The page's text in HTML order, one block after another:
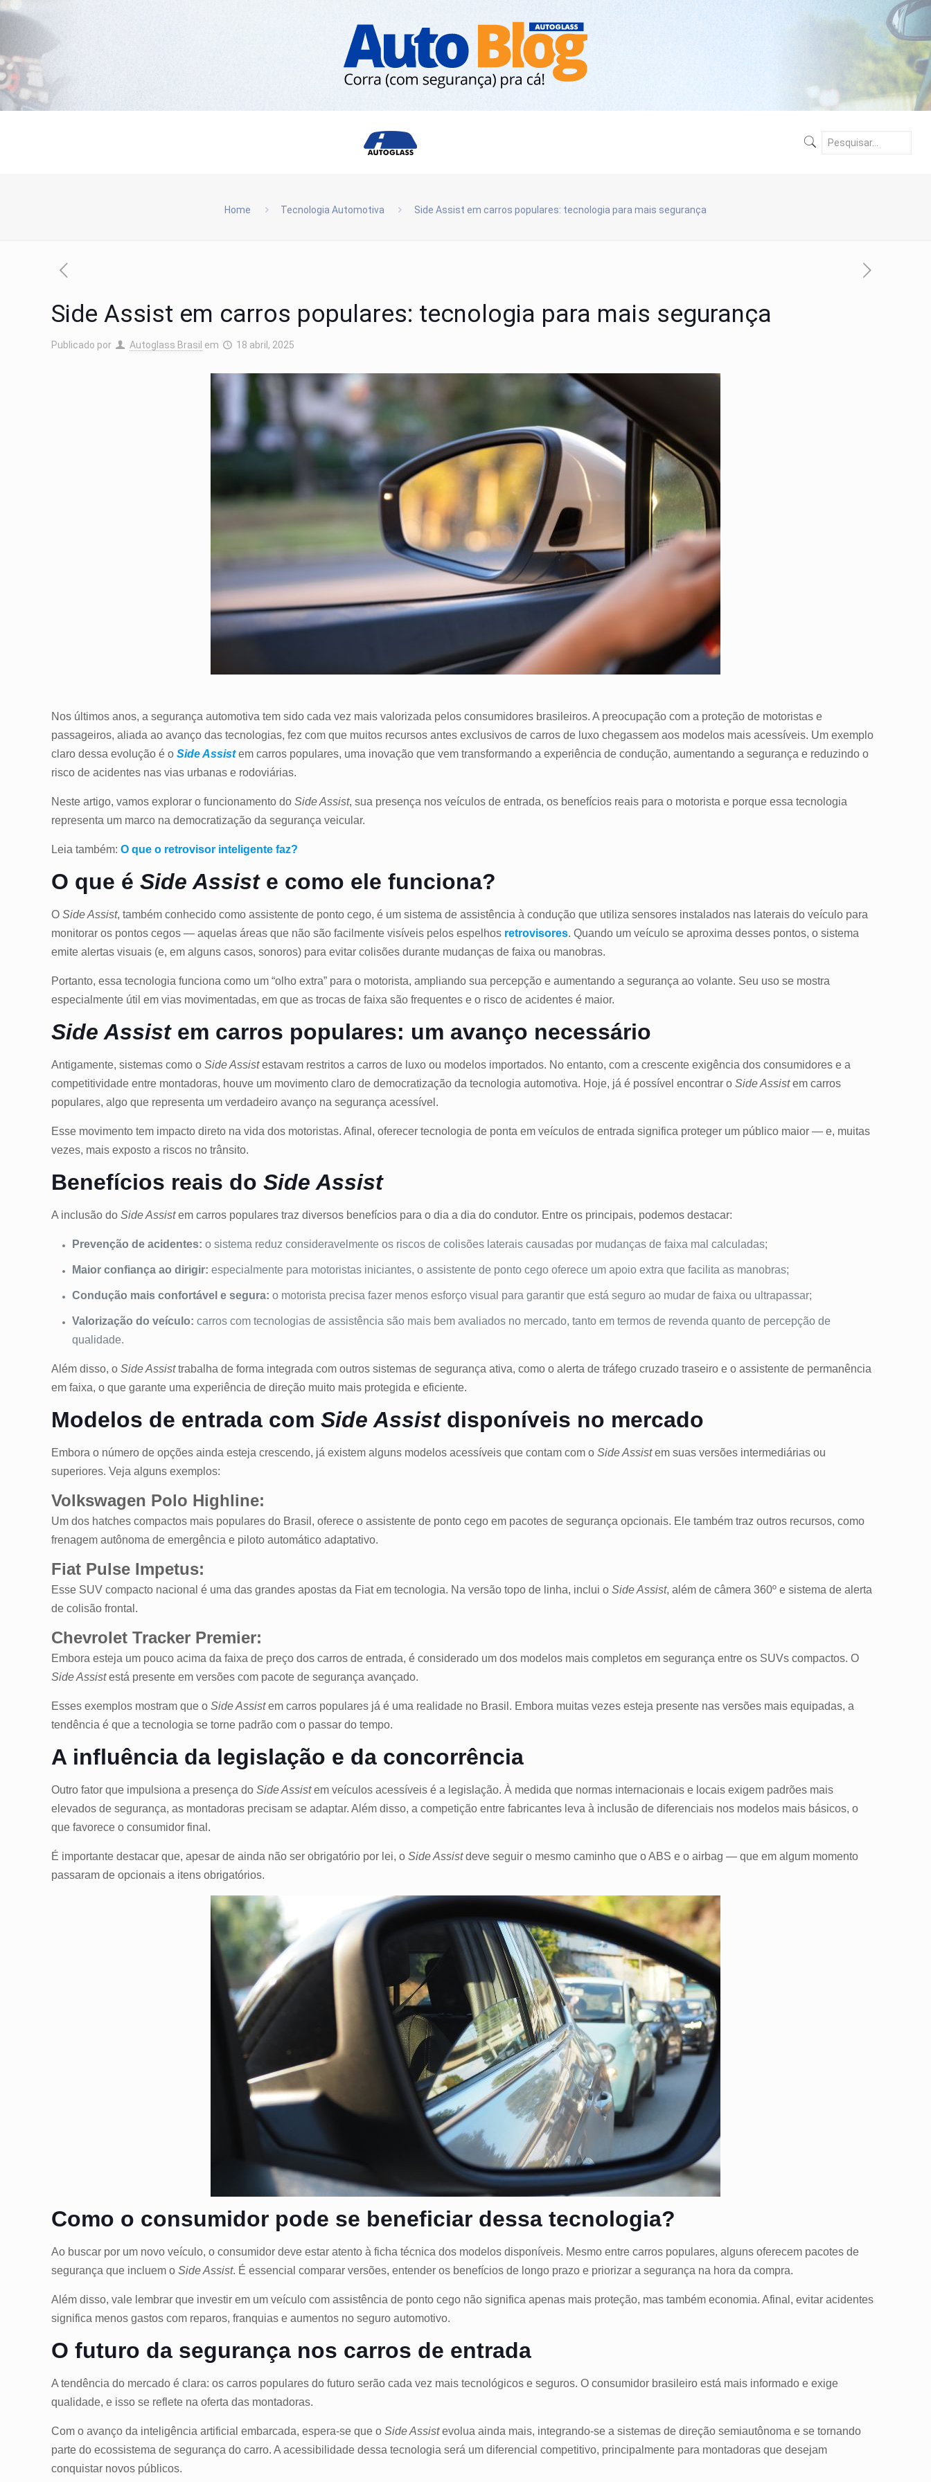
Home Tecnologia Automotiva Side Assist em carros populares: tecnologia para mais segurança
Side Assist em carros populares: tecnologia para mais segurança
Publicado por Autoglass Brasil em 18 abril, 2025
Nos últimos anos, a segurança automotiva tem sido cada vez mais valorizada pelos consumidores brasileiros. A preocupação com a proteção de motoristas e
passageiros, aliada ao avanço das tecnologias, fez com que muitos recursos antes exclusivos de carros de luxo chegassem aos modelos mais acessíveis. Um exemplo
claro dessa evolução é oSide Assistem carros populares, uma inovação que vem transformando a experiência de condução, aumentando a segurança e reduzindo o
risco de acidentes nas vias urbanas e rodoviárias.
Neste artigo, vamos explorar o funcionamento doSide Assist, sua presença nos veículos de entrada, os benefícios reais para o motorista e porque essa tecnologia
representa um marco na democratização da segurança veicular.
Leia também:O que o retrovisor inteligente faz?
O que éSide Assiste como ele funciona?
OSide Assist, também conhecido como assistente de ponto cego, é um sistema de assistência à condução que utiliza sensores instalados nas laterais do veículo para
monitorar os pontos cegos — aquelas áreas que não são facilmente visíveis pelos espelhos retrovisores. Quando um veículo se aproxima desses pontos, o sistema
emite alertas visuais (e, em alguns casos, sonoros) para evitar colisões durante mudanças de faixa ou manobras.
Portanto, essa tecnologia funciona como um “olho extra” para o motorista, ampliando sua percepção e aumentando a segurança ao volante. Seu uso se mostra
especialmente útil em vias movimentadas, em que as trocas de faixa são frequentes e o risco de acidentes é maior.
Side Assistem carros populares: um avanço necessário
Antigamente, sistemas como oSide Assistestavam restritos a carros de luxo ou modelos importados. No entanto, com a crescente exigência dos consumidores e a
competitividade entre montadoras, houve um movimento claro de democratização da tecnologia automotiva. Hoje, já é possível encontrar oSide Assistem carros
populares, algo que representa um verdadeiro avanço na segurança acessível.
Esse movimento tem impacto direto na vida dos motoristas. Afinal, oferecer tecnologia de ponta em veículos de entrada significa proteger um público maior — e, muitas
vezes, mais exposto a riscos no trânsito.
Benefícios reais doSide Assist
A inclusão doSide Assistem carros populares traz diversos benefícios para o dia a dia do condutor. Entre os principais, podemos destacar:
Prevenção de acidentes: o sistema reduz consideravelmente os riscos de colisões laterais causadas por mudanças de faixa mal calculadas;
Maior confiança ao dirigir: especialmente para motoristas iniciantes, o assistente de ponto cego oferece um apoio extra que facilita as manobras;
Condução mais confortável e segura: o motorista precisa fazer menos esforço visual para garantir que está seguro ao mudar de faixa ou ultrapassar;
Valorização do veículo: carros com tecnologias de assistência são mais bem avaliados no mercado, tanto em termos de revenda quanto de percepção de
qualidade.
Além disso, oSide Assisttrabalha de forma integrada com outros sistemas de segurança ativa, como o alerta de tráfego cruzado traseiro e o assistente de permanência
em faixa, o que garante uma experiência de direção muito mais protegida e eficiente.
Modelos de entrada comSide Assistdisponíveis no mercado
Embora o número de opções ainda esteja crescendo, já existem alguns modelos acessíveis que contam com oSide Assistem suas versões intermediárias ou
superiores. Veja alguns exemplos:
Volkswagen Polo Highline:
Um dos hatches compactos mais populares do Brasil, oferece o assistente de ponto cego em pacotes de segurança opcionais. Ele também traz outros recursos, como
frenagem autônoma de emergência e piloto automático adaptativo.
Fiat Pulse Impetus:
Esse SUV compacto nacional é uma das grandes apostas da Fiat em tecnologia. Na versão topo de linha, inclui oSide Assist, além de câmera 360º e sistema de alerta
de colisão frontal.
Chevrolet Tracker Premier:
Embora esteja um pouco acima da faixa de preço dos carros de entrada, é considerado um dos modelos mais completos em segurança entre os SUVs compactos. O
Side Assistestá presente em versões com pacote de segurança avançado.
Esses exemplos mostram que oSide Assistem carros populares já é uma realidade no Brasil. Embora muitas vezes esteja presente nas versões mais equipadas, a
tendência é que a tecnologia se torne padrão com o passar do tempo.
A influência da legislação e da concorrência
Outro fator que impulsiona a presença doSide Assistem veículos acessíveis é a legislação. À medida que normas internacionais e locais exigem padrões mais
elevados de segurança, as montadoras precisam se adaptar. Além disso, a competição entre fabricantes leva à inclusão de diferenciais nos modelos mais básicos, o
que favorece o consumidor final.
É importante destacar que, apesar de ainda não ser obrigatório por lei, oSide Assistdeve seguir o mesmo caminho que o ABS e o airbag — que em algum momento
passaram de opcionais a itens obrigatórios.
Como o consumidor pode se beneficiar dessa tecnologia?
Ao buscar por um novo veículo, o consumidor deve estar atento à ficha técnica dos modelos disponíveis. Mesmo entre carros populares, alguns oferecem pacotes de
segurança que incluem oSide Assist. É essencial comparar versões, entender os benefícios de longo prazo e priorizar a segurança na hora da compra.
Além disso, vale lembrar que investir em um veículo com assistência de ponto cego não significa apenas mais proteção, mas também economia. Afinal, evitar acidentes
significa menos gastos com reparos, franquias e aumentos no seguro automotivo.
O futuro da segurança nos carros de entrada
A tendência do mercado é clara: os carros populares do futuro serão cada vez mais tecnológicos e seguros. O consumidor brasileiro está mais informado e exige
qualidade, e isso se reflete na oferta das montadoras.
Com o avanço da inteligência artificial embarcada, espera-se que oSide Assistevolua ainda mais, integrando-se a sistemas de direção semiautônoma e se tornando
parte do ecossistema de segurança do carro. A acessibilidade dessa tecnologia será um diferencial competitivo, principalmente para montadoras que desejam
conquistar novos públicos.